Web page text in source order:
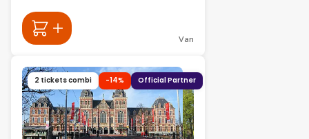
Van
2 tickets combi -14% Official Partner